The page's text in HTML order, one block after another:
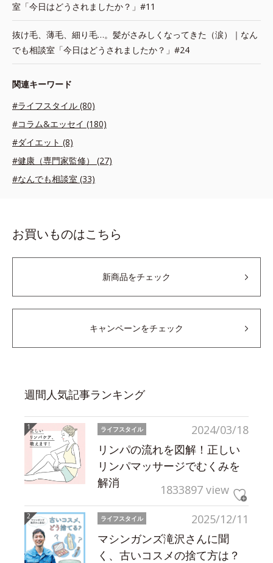
室「今日はどうされましたか？」#11
抜け毛、薄毛、細り毛…。髪がさみしくなってきた（涙）｜なん
でも相談室「今日はどうされましたか？」#24
関連キーワード
#ライフスタイル (80)
#コラム&エッセイ (180)
#ダイエット (8)
#健康（専門家監修） (27)
#なんでも相談室 (33)
お買いものはこちら
新商品をチェック
キャンペーンをチェック
週間人気記事ランキング
2024/03/18
ライフスタイル
リンパの流れを図解！正しい
リンパマッサージでむくみを
解消
1833897 view
2025/12/11
ライフスタイル
マシンガンズ滝沢さんに聞
く、古いコスメの捨て方は？